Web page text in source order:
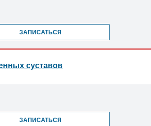
ЗАПИСАТЬСЯ
суставов
ЗАПИСАТЬСЯ